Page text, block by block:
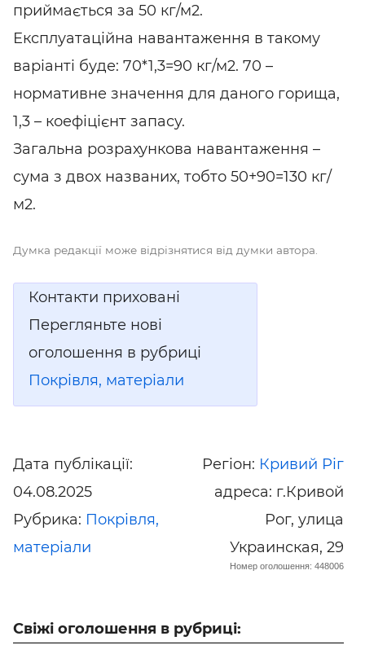
приймається за 50 кг/м2.
Експлуатаційна навантаження в такому
варіанті буде: 70*1,3=90 кг/м2. 70 –
нормативне значення для даного горища,
1,3 – коефіцієнт запасу.
Загальна розрахункова навантаження –
сума з двох названих, тобто 50+90=130 кг/
м2.
Думка редакції може відрізнятися від думки автора.
Контакти приховані
Перегляньте нові
оголошення в рубриці
Покрівля, матеріали
Дата публікації:
04.08.2025
Рубрика: Покрівля,
матеріали
Регіон: Кривий Ріг
адреса: г.Кривой
Рог, улица
Украинская, 29
Номер оголошення: 448006
Свіжі оголошення в рубриці: